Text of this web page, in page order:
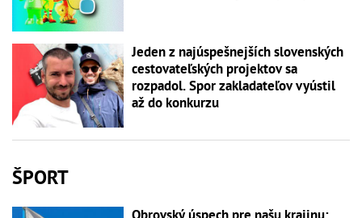
Jeden z najúspešnejších slovenských
cestovateľských projektov sa
rozpadol. Spor zakladateľov vyústil
až do konkurzu
ŠPORT